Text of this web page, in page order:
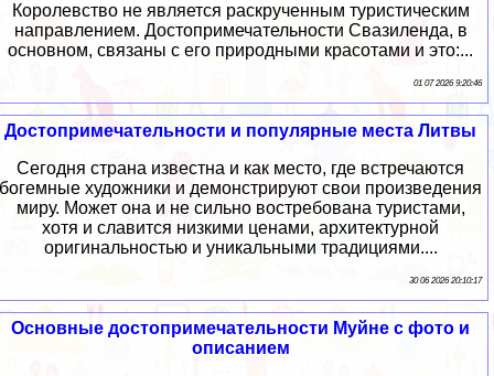
Королевство не является раскрученным туристическим
направлением. Достопримечательности Свазиленда, в
основном, связаны с его природными красотами и это:...
01 07 2026 9:20:46
Достопримечательности и популярные места Литвы
Сегодня страна известна и как место, где встречаются
богемные художники и демонстрируют свои произведения
миру. Может она и не сильно востребована туристами,
хотя и славится низкими ценами, архитектурной
оригинальностью и уникальными традициями....
30 06 2026 20:10:17
Основные достопримечательности Муйне с фото и
описанием